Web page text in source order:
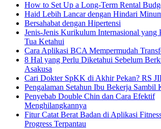
How to Set Up a Long-Term Rental
Haid Lebih Lancar dengan Hindari
Bersahabat dengan Hipertensi
Jenis-Jenis Kurikulum Internasional yang
Tua Ketahui
Cara Aplikasi BCA Mempermudah
8 Hal yang Perlu Diketahui Sebelum
Asakusa
Cari Dokter SpKK di Akhir Pekan? RS
Pengalaman Setahun Ibu Bekerja
Penyebab Double Chin dan Cara Efektif
Menghilangkannya
Fitur Catat Berat Badan di Aplikasi
Progress Terpantau